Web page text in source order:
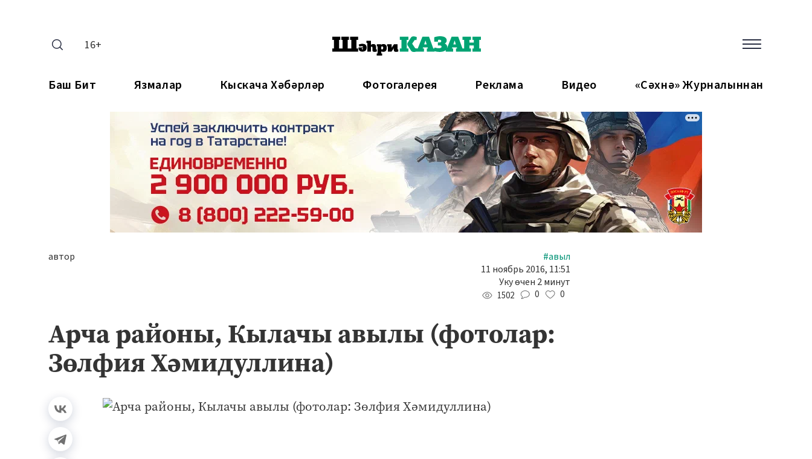
16+
Баш Бит Язмалар Кыскача Хәбәрләр Фотогалерея Реклама Видео «Сәхнә» Журналыннан
автор
#авыл
11 ноябрь 2016, 11:51
Уку өчен 2 минут
1502 0 0
Арча районы, Кылачы авылы (фотолар:
Зөлфия Хәмидуллина)